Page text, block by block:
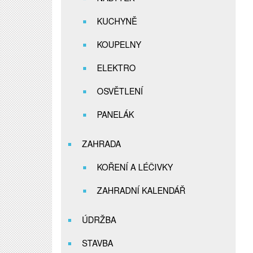
KUCHYNĚ
KOUPELNY
ELEKTRO
OSVĚTLENÍ
PANELÁK
ZAHRADA
KOŘENÍ A LÉČIVKY
ZAHRADNÍ KALENDÁŘ
ÚDRŽBA
STAVBA